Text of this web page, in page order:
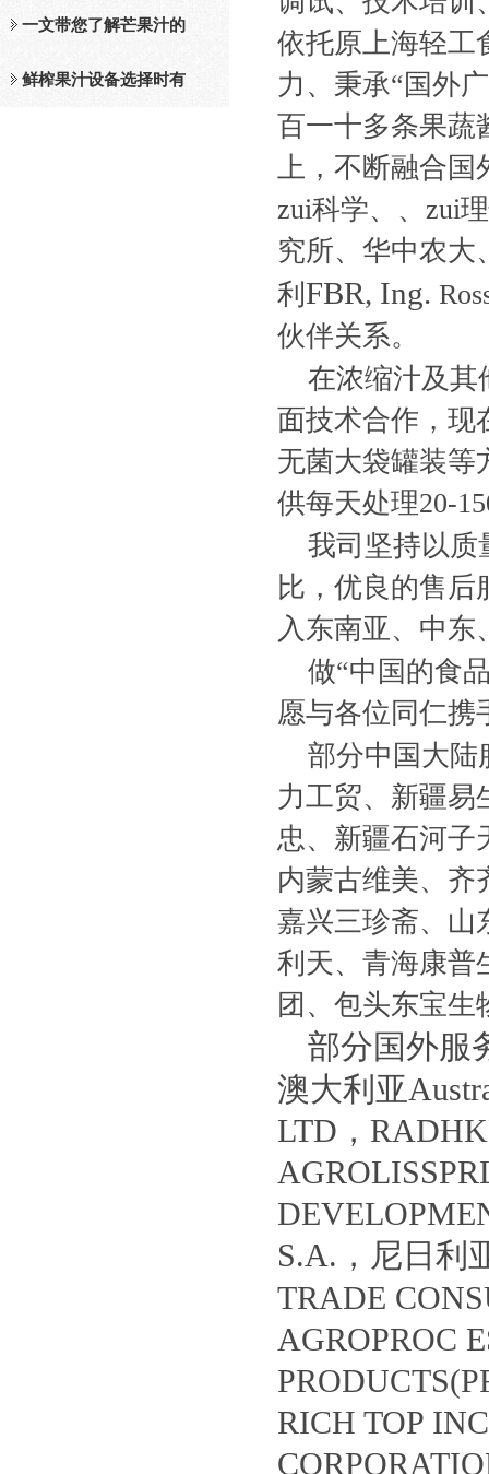
及工作原理介绍
一文带您了解芒果汁的
整套设备和工作流程
鲜榨果汁设备选择时有
依托原上海轻工
力、秉承“国外
百一十多条果蔬
上，不断融合国
zui科学、、zui
究所、华中农大
利 FBR, Ing.
伙伴关系。
在浓缩汁及其
面技术合作，现
无菌大袋罐装等
供每天处理20-
我司坚持以质
比，优良的售
入东南亚、中
做“中国的食
愿与各位同仁携
部分中国大陆
力工贸、新疆易
忠、新疆石河子
内蒙古维美、齐
嘉兴三珍斋、山
利天、青海康普
团、包头东宝
部分国外服
澳大利亚
LTD，
S.A.，尼日利
TRADE
AGROPROC
RICH TOP